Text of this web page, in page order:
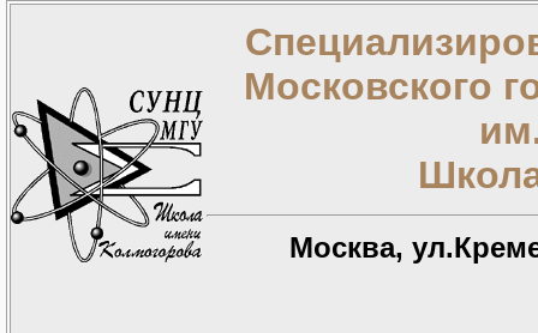
Московского
Москва,